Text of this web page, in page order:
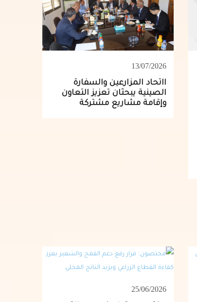
13/07/2026
ااتحاد المزارعين والسفارة
الصينية يبحثان تعزيز التعاون
وإقامة مشاريع مشتركة
25/06/2026